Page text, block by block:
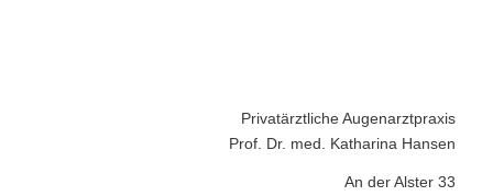
Privatärztliche Augenarztpraxis
Prof. Dr. med. Katharina Hansen
An der Alster 33